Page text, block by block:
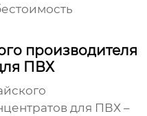
производителя
ПВХ
для ПВХ –